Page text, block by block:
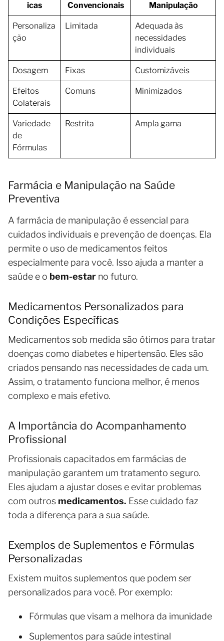
icas
Convencionais
Manipulação
Personaliza
ção
Limitada
Adequada às
necessidades
individuais
Dosagem Fixas Customizáveis
Efeitos
Colaterais
Comuns Minimizados
Variedade
de
Fórmulas
Restrita Ampla gama
Farmácia e Manipulação na Saúde
Preventiva
A farmácia de manipulação é essencial para
cuidados individuais e prevenção de doenças. Ela
permite o uso de medicamentos feitos
especialmente para você. Isso ajuda a manter a
saúde e o bem-estar no futuro.
Medicamentos Personalizados para
Condições Específicas
Medicamentos sob medida são ótimos para tratar
doenças como diabetes e hipertensão. Eles são
criados pensando nas necessidades de cada um.
Assim, o tratamento funciona melhor, é menos
complexo e mais efetivo.
A Importância do Acompanhamento
Profissional
Profissionais capacitados em farmácias de
manipulação garantem um tratamento seguro.
Eles ajudam a ajustar doses e evitar problemas
com outros medicamentos. Esse cuidado faz
toda a diferença para a sua saúde.
Exemplos de Suplementos e Fórmulas
Personalizadas
Existem muitos suplementos que podem ser
personalizados para você. Por exemplo:
Fórmulas que visam a melhora da imunidade
Suplementos para saúde intestinal